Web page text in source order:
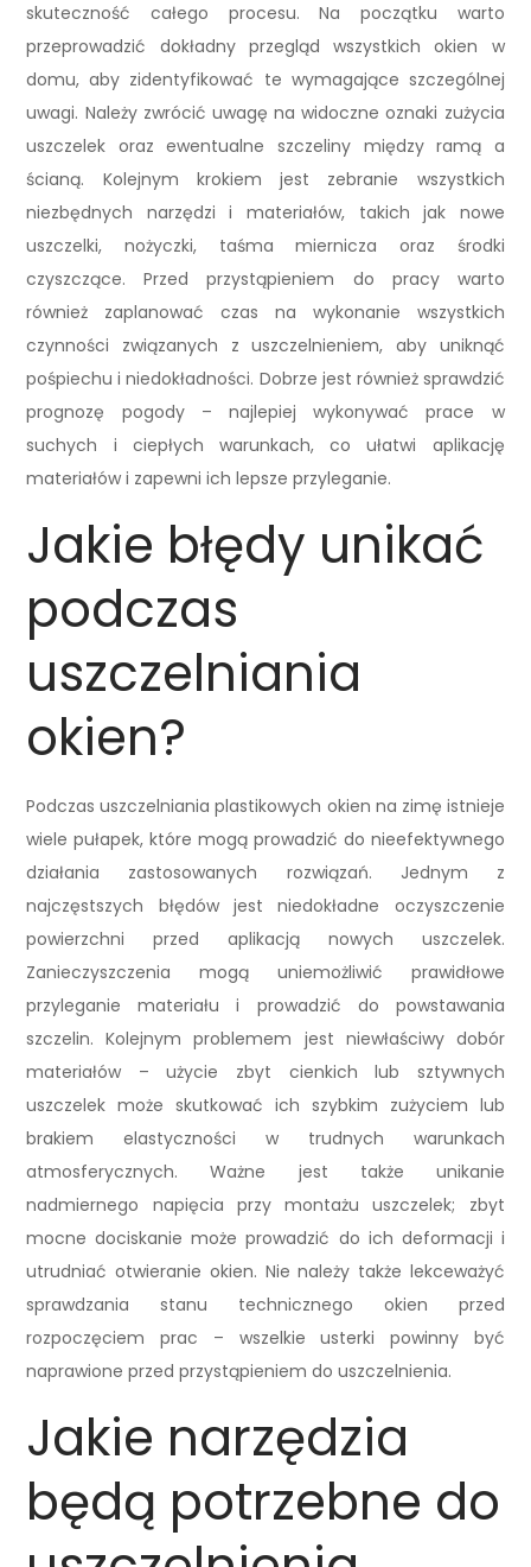
skuteczność całego procesu. Na początku warto
przeprowadzić dokładny przegląd wszystkich okien w
domu, aby zidentyfikować te wymagające szczególnej
uwagi. Należy zwrócić uwagę na widoczne oznaki zużycia
uszczelek oraz ewentualne szczeliny między ramą a
ścianą. Kolejnym krokiem jest zebranie wszystkich
niezbędnych narzędzi i materiałów, takich jak nowe
uszczelki, nożyczki, taśma miernicza oraz środki
czyszczące. Przed przystąpieniem do pracy warto
również zaplanować czas na wykonanie wszystkich
czynności związanych z uszczelnieniem, aby uniknąć
pośpiechu i niedokładności. Dobrze jest również sprawdzić
prognozę pogody – najlepiej wykonywać prace w
suchych i ciepłych warunkach, co ułatwi aplikację
materiałów i zapewni ich lepsze przyleganie.
Jakie błędy unikać
podczas
uszczelniania
okien?
Podczas uszczelniania plastikowych okien na zimę istnieje
wiele pułapek, które mogą prowadzić do nieefektywnego
działania zastosowanych rozwiązań. Jednym z
najczęstszych błędów jest niedokładne oczyszczenie
powierzchni przed aplikacją nowych uszczelek.
Zanieczyszczenia mogą uniemożliwić prawidłowe
przyleganie materiału i prowadzić do powstawania
szczelin. Kolejnym problemem jest niewłaściwy dobór
materiałów – użycie zbyt cienkich lub sztywnych
uszczelek może skutkować ich szybkim zużyciem lub
brakiem elastyczności w trudnych warunkach
atmosferycznych. Ważne jest także unikanie
nadmiernego napięcia przy montażu uszczelek; zbyt
mocne dociskanie może prowadzić do ich deformacji i
utrudniać otwieranie okien. Nie należy także lekceważyć
sprawdzania stanu technicznego okien przed
rozpoczęciem prac – wszelkie usterki powinny być
naprawione przed przystąpieniem do uszczelnienia.
Jakie narzędzia
będą potrzebne do